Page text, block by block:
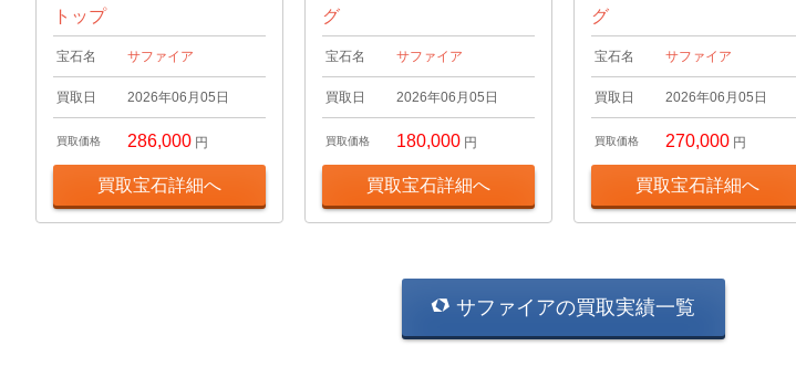
トップ
宝石名 サファイア
買取日 2026年06月05日
買取価格 286,000 円
買取宝石詳細へ
グ
宝石名 サファイア
買取日 2026年06月05日
買取価格 180,000 円
買取宝石詳細へ
グ
宝石名 サファイア
買取日 2026年06月05日
買取価格 270,000 円
買取宝石詳細へ
サファイアの買取実績一覧